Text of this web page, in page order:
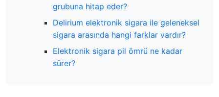
grubuna hitap eder?
Delirium elektronik sigara ile geleneksel
sigara arasında hangi farklar vardır?
Elektronik sigara pil ömrü ne kadar
sürer?